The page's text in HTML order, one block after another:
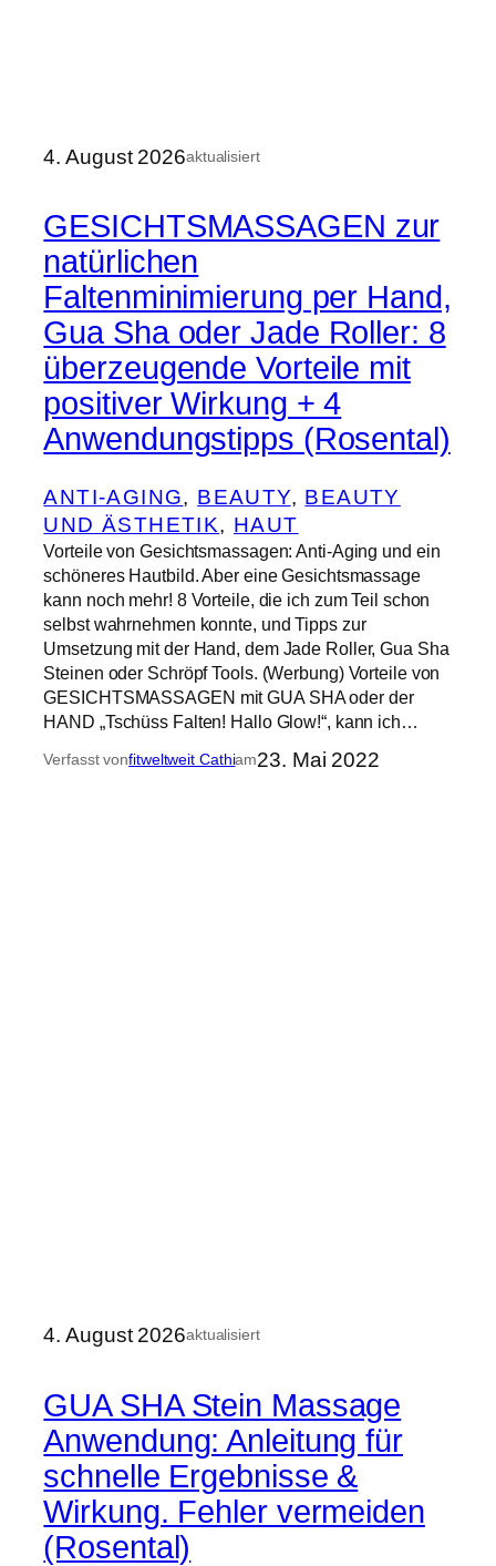
4. August 2026aktualisiert
GESICHTSMASSAGEN zur
natürlichen
Faltenminimierung per Hand,
Gua Sha oder Jade Roller: 8
überzeugende Vorteile mit
positiver Wirkung + 4
Anwendungstipps (Rosental)
ANTI-AGING, BEAUTY, BEAUTY
UND ÄSTHETIK, HAUT
Vorteile von Gesichtsmassagen: Anti-Aging und ein
schöneres Hautbild. Aber eine Gesichtsmassage
kann noch mehr! 8 Vorteile, die ich zum Teil schon
selbst wahrnehmen konnte, und Tipps zur
Umsetzung mit der Hand, dem Jade Roller, Gua Sha
Steinen oder Schröpf Tools. (Werbung) Vorteile von
GESICHTSMASSAGEN mit GUA SHA oder der
HAND „Tschüss Falten! Hallo Glow!“, kann ich…
Verfasst vonfitweltweit Cathiam23. Mai 2022
4. August 2026aktualisiert
GUA SHA Stein Massage
Anwendung: Anleitung für
schnelle Ergebnisse &
Wirkung. Fehler vermeiden
(Rosental)